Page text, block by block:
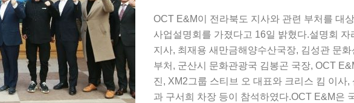
OCT E&M이 전라북도 지사와 관련 부처를 대
사업설명회를 가졌다고 16일 밝혔다.설명회 자
지사, 최재용 새만금해양수산국장, 김성관 문
부처, 군산시 문화관광국 김봉곤 국장, OCT
진, XM2그룹 스티브 오 대표와 크리스 킴 이사
과 구서희 차장 등이 참석하였다.OCT E&M은